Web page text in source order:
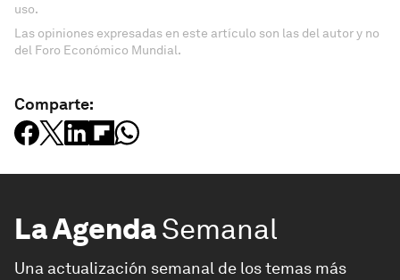
uso.
Las opiniones expresadas en este artículo son las del autor y no
del Foro Económico Mundial.
Comparte:
La AgendaSemanal
Una actualización semanal de los temas más